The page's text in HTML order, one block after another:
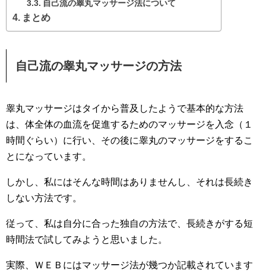
自己流の睾丸マッサージ法について
まとめ
自己流の睾丸マッサージの方法
睾丸マッサージはタイから普及したようで基本的な方法
は、体全体の血流を促進するためのマッサージを入念（１
時間ぐらい）に行い、その後に睾丸のマッサージをするこ
とになっています。
しかし、私にはそんな時間はありませんし、それは長続き
しない方法です。
従って、私は自分に合った独自の方法で、長続きがする短
時間法で試してみようと思いました。
実際、ＷＥＢにはマッサージ法が幾つか記載されています